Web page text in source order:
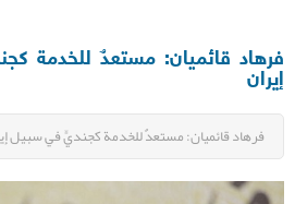
فرهاد قائميان: مستعدٌ للخدمة
إيران
فرهاد قائميان: مستعدٌ للخدمة كجنديٍّ في سبيل